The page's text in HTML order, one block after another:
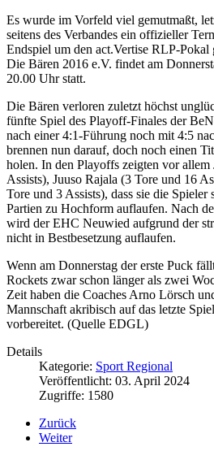
Es wurde im Vorfeld viel gemutmaßt,
seitens des Verbandes ein offizieller
Endspiel um den act.Vertise RLP-
Die Bären 2016 e.V. findet am
20.00 Uhr statt.
Die Bären verloren zuletzt höchst
fünfte Spiel des Playoff-Finales der
nach einer 4:1-Führung noch mit 4:5
brennen nun darauf, doch noch einen
holen. In den Playoffs zeigten vor
Assists), Juuso Rajala (3 Tore und 16
Tore und 3 Assists), dass sie die
Partien zu Hochform auflaufen. Nach
wird der EHC Neuwied aufgrund der
nicht in Bestbesetzung auflaufen.
Wenn am Donnerstag der erste Puck
Rockets zwar schon länger als zwei
Zeit haben die Coaches Arno Lörsch
Mannschaft akribisch auf das letzte
vorbereitet. (Quelle EDGL)
Details
Kategorie: Sport Regional
Veröffentlicht: 03. April 2024
Zugriffe: 1580
Zurück
Weiter